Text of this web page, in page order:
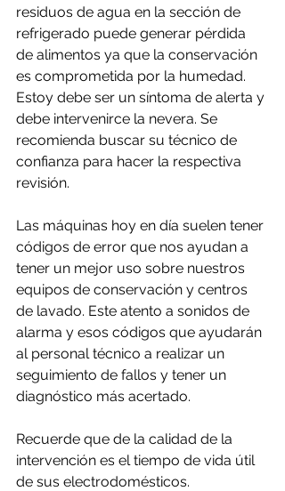
residuos de agua en la sección de
refrigerado puede generar pérdida
de alimentos ya que la conservación
es comprometida por la humedad.
Estoy debe ser un síntoma de alerta y
debe intervenirce la nevera. Se
recomienda buscar su técnico de
confianza para hacer la respectiva
revisión.
Las máquinas hoy en día suelen tener
códigos de error que nos ayudan a
tener un mejor uso sobre nuestros
equipos de conservación y centros
de lavado. Este atento a sonidos de
alarma y esos códigos que ayudarán
al personal técnico a realizar un
seguimiento de fallos y tener un
diagnóstico más acertado.
Recuerde que de la calidad de la
intervención es el tiempo de vida útil
de sus electrodomésticos.